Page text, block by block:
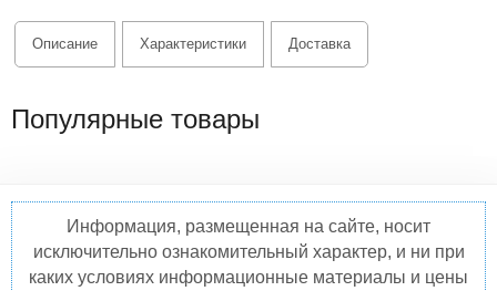
Описание Характеристики Доставка
Популярные товары
Информация, размещенная на сайте, носит
исключительно ознакомительный характер, и ни при
каких условиях информационные материалы и цены